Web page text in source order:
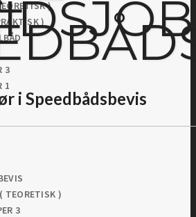
)
)
3
1
TEORETISK )
3
i Speedbådsbevis